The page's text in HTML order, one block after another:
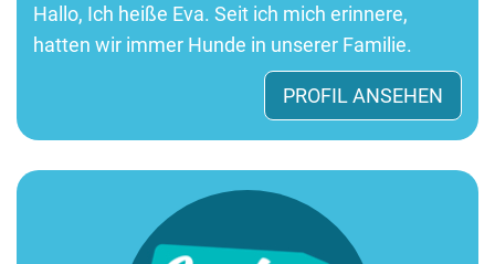
Hallo, Ich heiße Eva. Seit ich mich erinnere,
hatten wir immer Hunde in unserer Familie.
PROFIL ANSEHEN